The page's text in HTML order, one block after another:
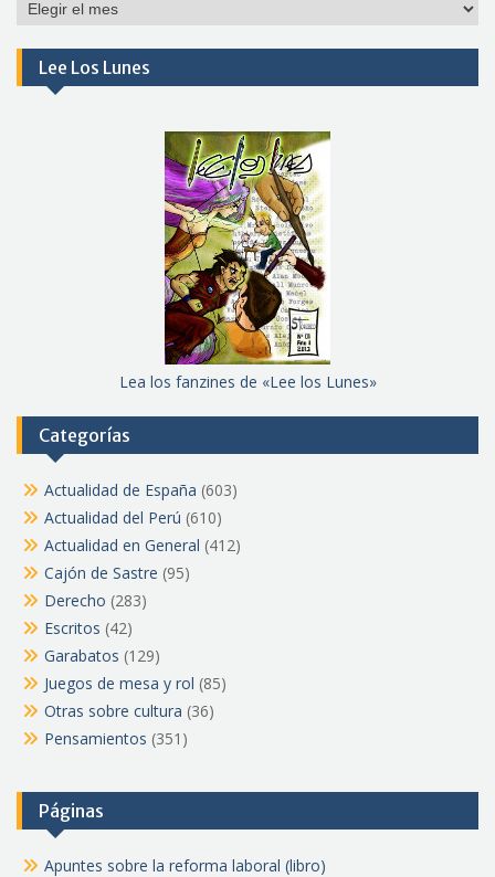
Lee Los Lunes
Lea los fanzines de «Lee los Lunes»
Categorías
Actualidad de España (603)
Actualidad del Perú (610)
Actualidad en General (412)
Cajón de Sastre (95)
Derecho (283)
Escritos (42)
Garabatos (129)
Juegos de mesa y rol (85)
Otras sobre cultura (36)
Pensamientos (351)
Páginas
Apuntes sobre la reforma laboral (libro)